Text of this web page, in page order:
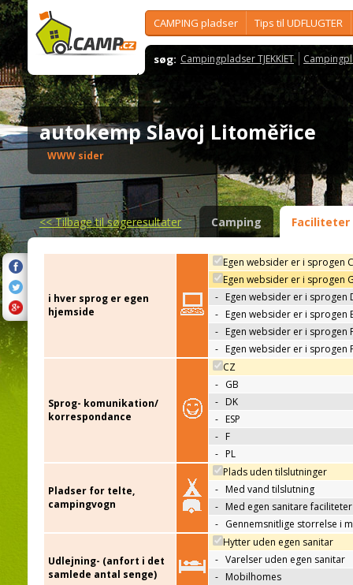
CAMPING pladser Tips til UDFLUGTER
søg: Campingpladser TJEKKIET
autokemp Slavoj Litoměřice
WWW sider
<<Tilbage til søgeresultater Camping Faciliteter
i hver sprog er egen
hjemside
Egen websider er i sprogen
Egen websider er i sprogen
- Egen websider er i sprogen
- Egen websider er i sprogen
- Egen websider er i sprogen
- Egen websider er i sprogen
Sprog- komunikation/
korrespondance
CZ
- GB
- DK
- ESP
- F
- PL
Pladser for telte,
campingvogn
Plads uden tilslutninger
- Med vand tilslutning
- Med egen sanitare faciliteter
- Gennemsnitlige storrelse i
Udlejning- (anfort i det
samlede antal senge)
Hytter uden egen sanitar
- Varelser uden egen sanitar
- Mobilhomes